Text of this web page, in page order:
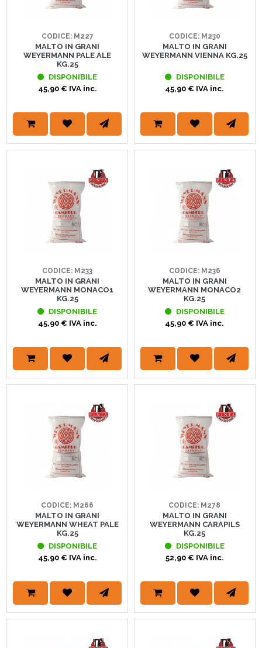
CODICE: M227
MALTO IN GRANI
WEYERMANN PALE ALE
KG.25
DISPONIBILE
45,90 € IVA inc.
CODICE: M230
MALTO IN GRANI
WEYERMANN VIENNA KG.25
DISPONIBILE
45,90 € IVA inc.
CODICE: M233
MALTO IN GRANI
WEYERMANN MONACO1
KG.25
DISPONIBILE
45,90 € IVA inc.
CODICE: M236
MALTO IN GRANI
WEYERMANN MONACO2
KG.25
DISPONIBILE
45,90 € IVA inc.
CODICE: M266
MALTO IN GRANI
WEYERMANN WHEAT PALE
KG.25
DISPONIBILE
45,90 € IVA inc.
CODICE: M278
MALTO IN GRANI
WEYERMANN CARAPILS
KG.25
DISPONIBILE
52,90 € IVA inc.